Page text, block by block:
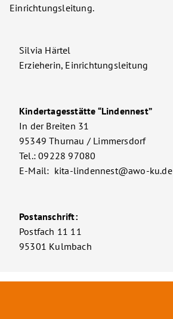
Einrichtungsleitung.
Silvia Härtel
Erzieherin, Einrichtungsleitung
Kindertagesstätte “Lindennest”
In der Breiten 31
95349 Thurnau / Limmersdorf
Tel.: 09228 97080
E-Mail: kita-lindennest@awo-ku.de
Postanschrift:
Postfach 11 11
95301 Kulmbach